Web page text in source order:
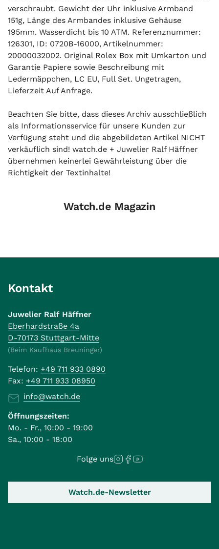
verschraubt. Gewicht der Uhr inklusive Armband
151g, Länge des Armbandes inklusive Gehäuse
195mm. Wasserdicht bis 10 ATM. Referenznummer:
126301, ID: 0720B-16000, Artikelnummer:
20000032002. Original Rolex Box mit Umkarton und
Garantie Papiere sowie Beschreibung mit
Ledermäppchen, LC EU, Full Set. Ungetragen,
Lieferzeit Auf Anfrage.
Beachten Sie bitte, dass dieses Archiv ausschließlich
als Informationsservice für unsere Kunden zur
Verfügung steht und die abgebildeten Artikel NICHT
verkäuflich sind! watch.de + Juwelier Ralf Häffner
übernehmen keinerlei Gewährleistung über die
Richtigkeit der Textinhalte!
Watch.de Magazin
Kontakt
Juwelier Ralf Häffner
Eberhardstraße 4a
D-70173 Stuttgart-Mitte
(Beim Kaufhaus Breuninger)
Telefon: +49 711 933 0890
Fax: +49 711 933 08950
info@watch.de
Öffnungszeiten:
Mo. - Fr., 10:00 - 19:00
Sa., 10:00 - 18:00
Folge uns
Watch.de-Newsletter